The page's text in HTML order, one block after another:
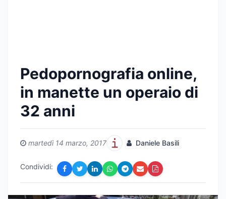
Pedopornografia online,
in manette un operaio di
32 anni
martedì 14 marzo, 2017 Daniele Basili
Condividi: